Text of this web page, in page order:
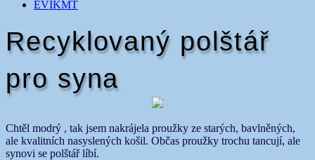
EVIKMT
Recyklovaný polštář
pro syna
Chtěl modrý , tak jsem nakrájela proužky ze starých, bavlněných,
ale kvalitních nasyslených košil. Občas proužky trochu tancují, ale
synovi se polštář líbí.